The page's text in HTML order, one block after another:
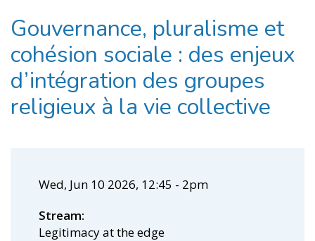
Gouvernance, pluralisme et
cohésion sociale : des enjeux
d’intégration des groupes
religieux à la vie collective
Wed, Jun 10 2026, 12:45 - 2pm
Stream
Legitimacy at the edge